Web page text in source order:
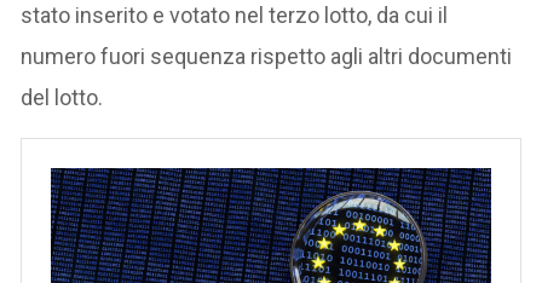
stato inserito e votato nel terzo lotto, da cui il
numero fuori sequenza rispetto agli altri documenti
del lotto.